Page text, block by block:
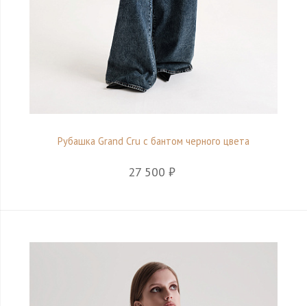
Рубашка Grand Cru с бантом черного цвета
27 500 ₽